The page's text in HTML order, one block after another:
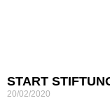
START
20/02/2020